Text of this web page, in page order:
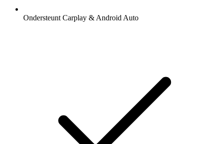
Ondersteunt Carplay & Android Auto